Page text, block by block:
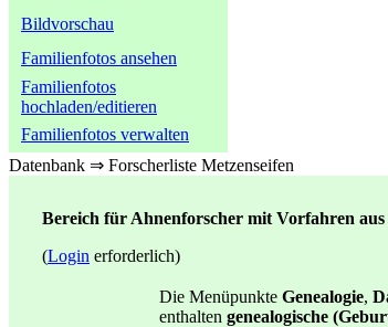
Bildvorschau
Familienfotos ansehen
Familienfotos
hochladen/editieren
Familienfotos verwalten
Datenbank ⇒ Forscherliste Metzenseifen
Bereich für Ahnenforscher mit Vorfahren aus
(Login erforderlich)
Die Menüpunkte Genealogie,
enthalten genealogische